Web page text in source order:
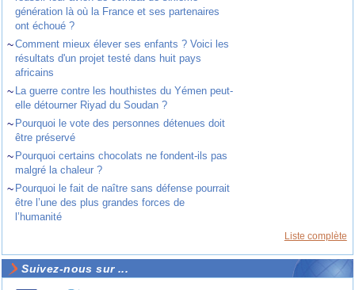
génération là où la France et ses partenaires
ont échoué ?
~Comment mieux élever ses enfants ? Voici les
résultats d'un projet testé dans huit pays
africains
~ La guerre contre les houthistes du Yémen peut-
elle détourner Riyad du Soudan ?
~ Pourquoi le vote des personnes détenues doit
être préservé
~ Pourquoi certains chocolats ne fondent-ils pas
malgré la chaleur ?
~ Pourquoi le fait de naître sans défense pourrait
être l’une des plus grandes forces de
l’humanité
Liste complète
Suivez-nous sur ...